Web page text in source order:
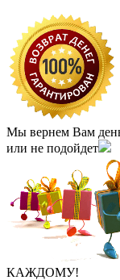
Мы вернем Вам
или не подойдет
КАЖДОМУ!